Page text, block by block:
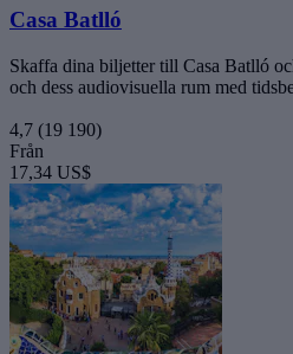
Casa Batlló
Skaffa dina biljetter till Casa Batlló
och dess audiovisuella rum med
4,7 (19 190)
Från
17,34 US$